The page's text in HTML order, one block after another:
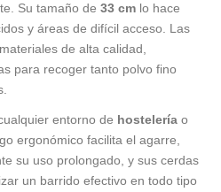
Su tamaño de 33 cm lo hace
y áreas de difícil acceso. Las
de alta calidad,
para recoger tanto polvo fino
entorno de hostelería o
ergonómico facilita el agarre,
su uso prolongado, y sus cerdas
un barrido efectivo en todo tipo